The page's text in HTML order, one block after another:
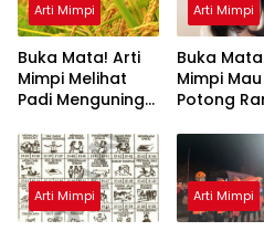
Arti Mimpi
Buka Mata! Arti
Mimpi Melihat
Padi Menguning
Diketahui
Arti Mimpi
Buka
Mimpi Mau
Potong
Ini
Arti Mimpi Arti Mimpi